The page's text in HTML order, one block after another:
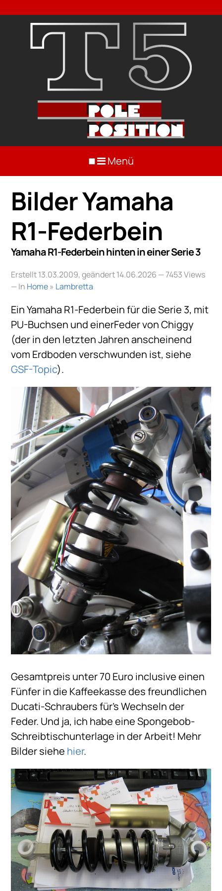
Menü
Bilder Yamaha
R1-Federbein
Yamaha R1-Federbein hinten in einer Serie 3
Erstellt 13.03.2009, geändert 14.06.2026 — 7453 Views
— In Home» Lambretta
Ein Yamaha R1-Federbein für die Serie 3, mit
PU-Buchsen und einerFeder von Chiggy
(der in den letzten Jahren anscheinend
vom Erdboden verschwunden ist, siehe
GSF-Topic).
Gesamtpreis unter 70 Euro inclusive einen
Fünfer in die Kaffeekasse des freundlichen
Ducati-Schraubers für’s Wechseln der
Feder. Und ja, ich habe eine Spongebob-
Schreibtischunterlage in der Arbeit! Mehr
Bilder siehe hier.